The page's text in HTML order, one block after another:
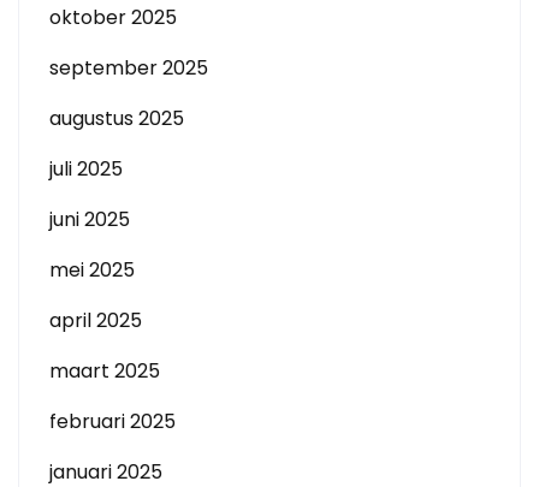
oktober 2025
september 2025
augustus 2025
juli 2025
juni 2025
mei 2025
april 2025
maart 2025
februari 2025
januari 2025